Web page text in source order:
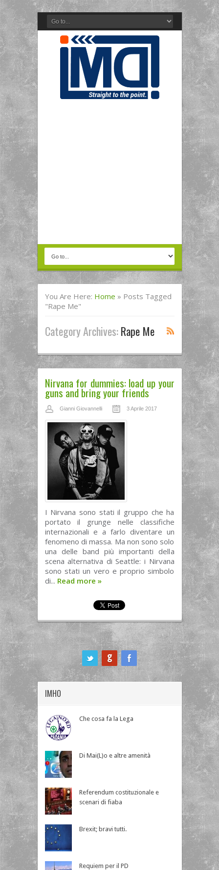
You Are Here: Home » Posts Tagged
"rape Me"
Category Archives:Rape Me
Nirvana for dummies: load up your
guns and bring your friends
Gianni Giovannelli 3 Aprile 2017
I Nirvana sono stati il gruppo che ha
portato il grunge nelle classifiche
internazionali e a farlo diventare un
fenomeno di massa. Ma non sono solo
una delle band più importanti della
scena alternativa di Seattle: i Nirvana
sono stati un vero e proprio simbolo
di... Read more »
IMHO
Che cosa fa la Lega
Di Mai(L)o e altre amenità
Referendum costituzionale e
scenari di fiaba
Brexit; bravi tutti.
Requiem per il PD